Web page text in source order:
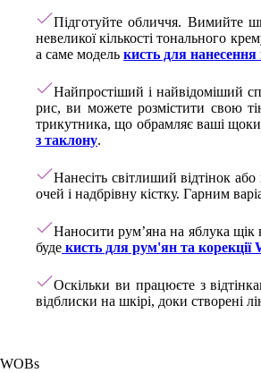
Підготуйте обличчя. Вимийте
невеликої кількості тонального
а саме модель кисть для
Найпростіший і найвідоміший
рис, ви можете розмістити свою
трикутника, що обрамляє ваші
з таклону.
Нанесіть світлиший відтінок
очей і надбрівну кістку. Гарним
Наносити рум’яна на яблука
буде кисть для рум'ян та корекції
Оскільки ви працюєте з
відблиски на шкірі, доки створені
WOBs